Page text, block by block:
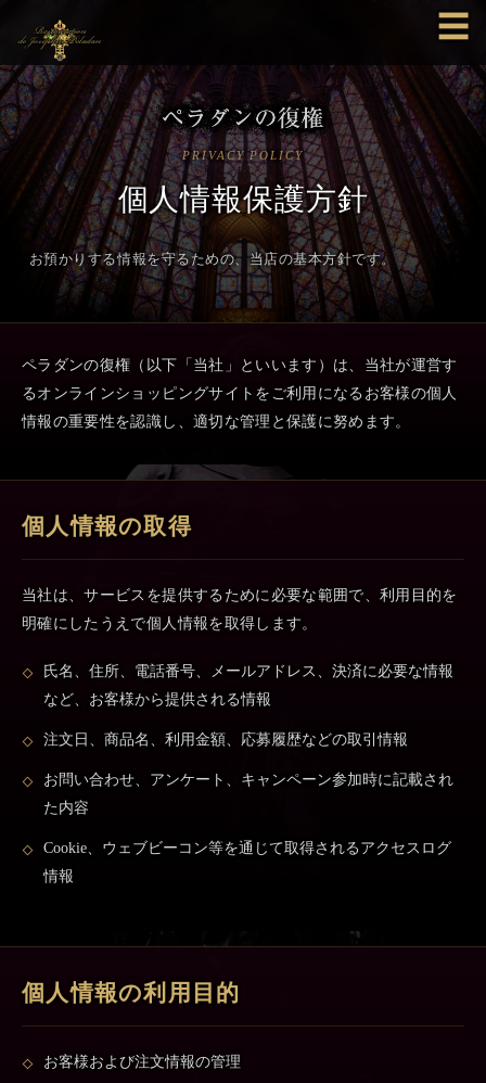
☰
PRIVACY POLICY
個人情報保護方針
お預かりする情報を守るための、当店の基本方針です。
ペラダンの復権（以下「当社」といいます）は、当社が運営す
るオンラインショッピングサイトをご利用になるお客様の個人
情報の重要性を認識し、適切な管理と保護に努めます。
個人情報の取得
当社は、サービスを提供するために必要な範囲で、利用目的を
明確にしたうえで個人情報を取得します。
氏名、住所、電話番号、メールアドレス、決済に必要な情報
など、お客様から提供される情報
注文日、商品名、利用金額、応募履歴などの取引情報
お問い合わせ、アンケート、キャンペーン参加時に記載され
た内容
Cookie、ウェブビーコン等を通じて取得されるアクセスログ
情報
個人情報の利用目的
お客様および注文情報の管理